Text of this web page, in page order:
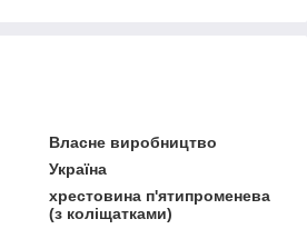
Власне виробництво
Україна
хрестовина п'ятипроменева
(з коліщатками)